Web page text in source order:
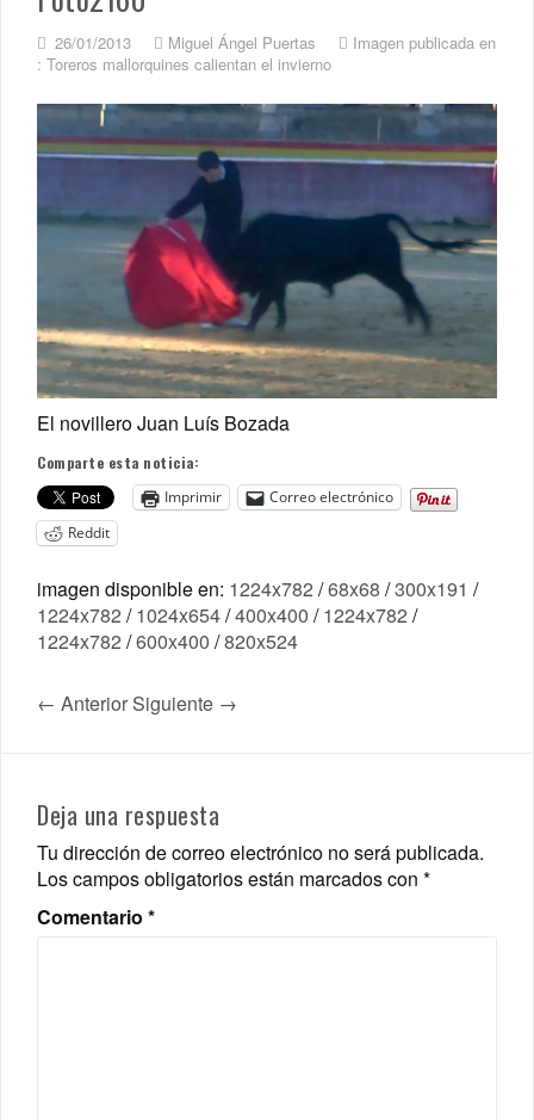
26/01/2013 Miguel Ángel Puertas
Imagen publicada en
: Toreros mallorquines calientan el invierno
El novillero Juan Luís Bozada
Comparte esta noticia:
Imprimir
Correo electrónico
Reddit
imagen disponible en: 1224x782 /68x68 /300x191 /
1224x782 /1024x654/400x400 /1224x782 /
1224x782 /600x400 /820x524
← Anterior Siguiente →
Deja una respuesta
Tu dirección de correo electrónico no será publicada.
Los campos obligatorios están marcados con *
Comentario *